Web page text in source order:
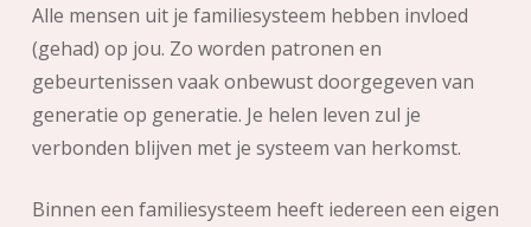
Alle mensen uit je familiesysteem hebben invloed
(gehad) op jou. Zo worden patronen en
gebeurtenissen vaak onbewust doorgegeven van
generatie op generatie. Je helen leven zul je
verbonden blijven met je systeem van herkomst.
Binnen een familiesysteem heeft iedereen een eigen